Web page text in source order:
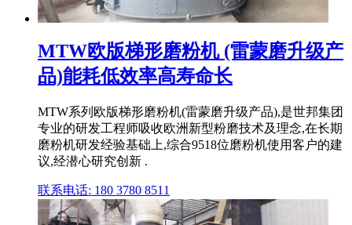
MTW欧版梯形磨粉机 (雷蒙磨升级产
品)能耗低效率高寿命长
MTW系列欧版梯形磨粉机(雷蒙磨升级产品),是世邦集团
专业的研发工程师吸收欧洲新型粉磨技术及理念,在长期
磨粉机研发经验基础上,综合9518位磨粉机使用客户的建
议,经潜心研究创新 .
联系电话: 180 3780 8511